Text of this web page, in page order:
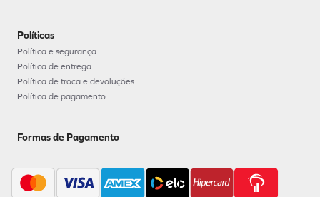
Políticas
Política e segurança
Política de entrega
Política de troca e devoluções
Política de pagamento
Formas de Pagamento